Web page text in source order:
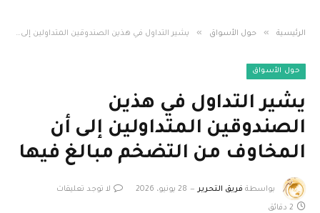
الرئيسية » حول الأسواق » يشير التداول في هذين الصندوقين المتداولين إلى أن المخاوف من التضخم مبالغ فيها
حول الأسواق
يشير التداول في هذين
الصندوقين المتداولين إلى أن
المخاوف من التضخم مبالغ فيها
بواسطة فريق التحرير 28 يونيو، 2026 لا توجد تعليقات
2 دقائق